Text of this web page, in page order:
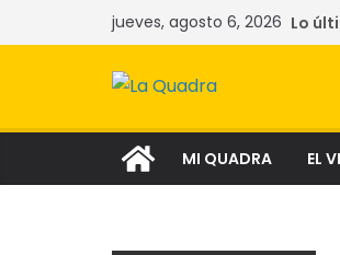
al
jueves, agosto 6, 2026 Lo
MI QUADRA EL